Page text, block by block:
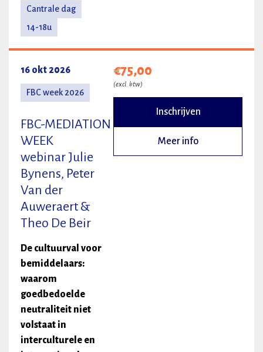
Cantrale dag
14-18u
16 okt 2026
FBC week 2026
FBC-MEDIATION
WEEK
webinar Julie
Bynens, Peter
Van der
Auweraert &
Theo De Beir
De cultuurval voor
bemiddelaars:
waarom
goedbedoelde
neutraliteit niet
volstaat in
interculturele en
€75,00
(excl. btw)
Inschrijven
Meer info